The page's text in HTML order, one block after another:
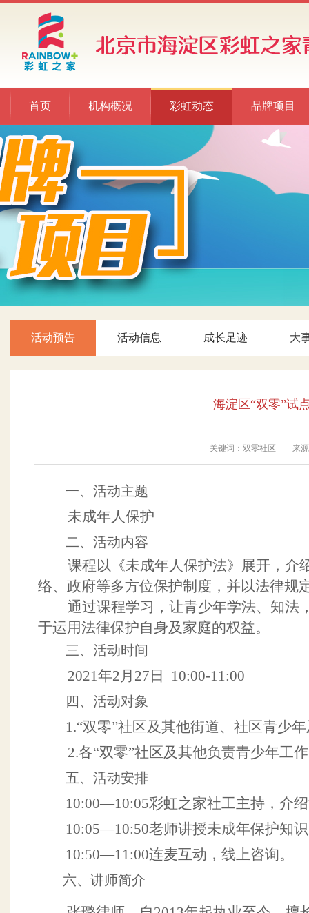
首页 机构概况 彩虹动态 品牌项目
活动预告 活动信息 成长足迹 大
海淀区“双零”试
关键词：双零社区 来源
一、 活动主题
未成年人保护
二、 活动内容
课程以《未成年人保护法》展开，介
络、政府等多方位保护制度，并以法律规
通过课程学习，让青少年学法、知法
于运用法律保护自身及家庭的权益。
三、 活动时间
2021年2月27日 10:00-11:00
四、活动对象
1.“双零”社区及其他街道、社区青少
2.各“双零”社区及其他负责青少年工
五、活动安排
10:00—10:05彩虹之家社工主持，介
10:05—10:50老师讲授未成年保护知
10:50—11:00连麦互动，线上咨询。
六、讲师简介